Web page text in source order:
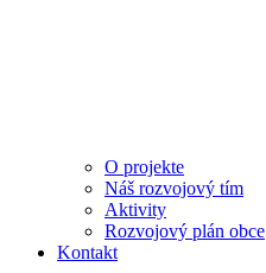
O projekte
Náš rozvojový tím
Aktivity
Rozvojový plán obce
Kontakt